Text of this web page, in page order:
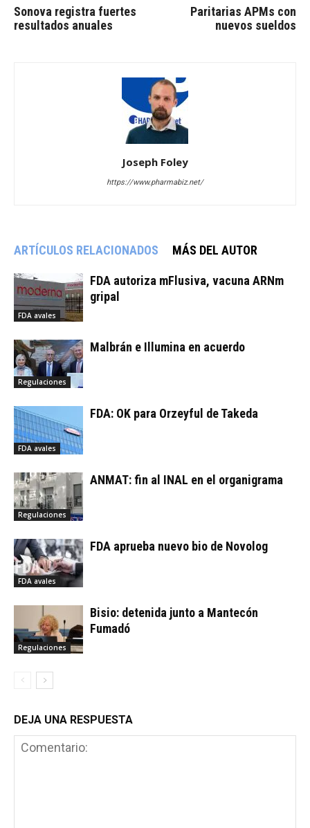
Sonova registra fuertes
resultados anuales
Paritarias APMs con
nuevos sueldos
Joseph Foley
https://www.pharmabiz.net/
ARTÍCULOS RELACIONADOS MÁS DEL AUTOR
FDA avales
FDA autoriza mFlusiva, vacuna ARNm
gripal
Regulaciones
Malbrán e Illumina en acuerdo
FDA avales
FDA: OK para Orzeyful de Takeda
Regulaciones
ANMAT: fin al INAL en el organigrama
FDA avales
FDA aprueba nuevo bio de Novolog
Regulaciones
Bisio: detenida junto a Mantecón
Fumadó
DEJA UNA RESPUESTA